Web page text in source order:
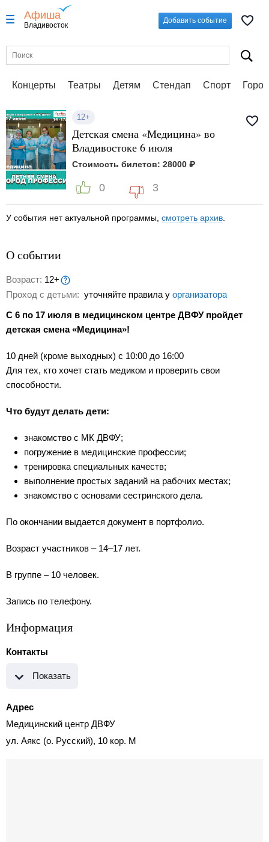
Афиша
Владивосток
Добавить событие
Концерты Театры Детям Стендап Спорт
12+
Детская смена «Медицина» во
Владивостоке 6 июля
Стоимость билетов: 28000 ₽
0 3
У события нет актуальной программы, смотреть архив
О событии
Возраст: 12+
Проход с детьми: уточняйте правила у организатора
С 6 по 17 июля в медицинском центре ДВФУ пройдет
детская смена «Медицина»!
10 дней (кроме выходных) с 10:00 до 16:00
Для тех, кто хочет стать медиком и проверить свои
способности.
Что будут делать дети:
знакомство с МК ДВФУ;
погружение в медицинские профессии;
тренировка специальных качеств;
выполнение простых заданий на рабочих местах;
знакомство с основами сестринского дела.
По окончании выдается документ в портфолио.
Возраст участников – 14–17 лет.
В группе – 10 человек.
Запись по телефону.
Информация
Контакты
Показать
Адрес
Медицинский центр ДВФУ
ул. Аякс (о. Русский), 10 кор. M